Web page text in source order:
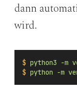
dann
wird.
$ python3 -m
$ python -m